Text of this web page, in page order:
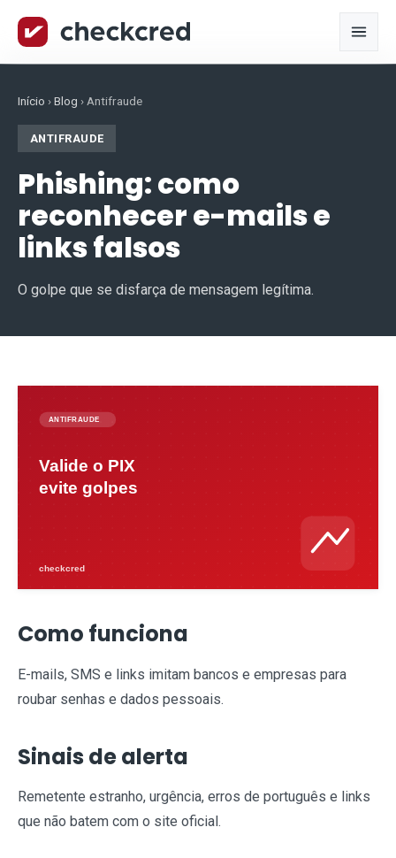
Início ›Blog › Antifraude
ANTIFRAUDE
Phishing: como
reconhecer e-mails e
links falsos
O golpe que se disfarça de mensagem legítima.
Como funciona
E-mails, SMS e links imitam bancos e empresas para
roubar senhas e dados pessoais.
Sinais de alerta
Remetente estranho, urgência, erros de português e links
que não batem com o site oficial.